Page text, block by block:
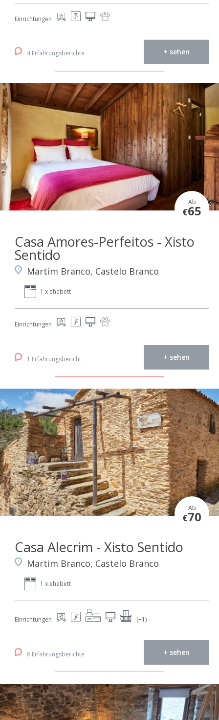
Einrichtungen
4 Erfahrungsberichte + sehen
Ab
€65
Casa Amores-Perfeitos - Xisto
Sentido
Martim Branco, Castelo Branco
1 x ehebett
Einrichtungen
1 Erfahrungsbericht + sehen
Ab
€70
Casa Alecrim - Xisto Sentido
Martim Branco, Castelo Branco
1 x ehebett
Einrichtungen (+1)
6 Erfahrungsberichte + sehen